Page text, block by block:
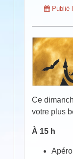
Publié
Ce
votre plus
À 15 h
Apéro